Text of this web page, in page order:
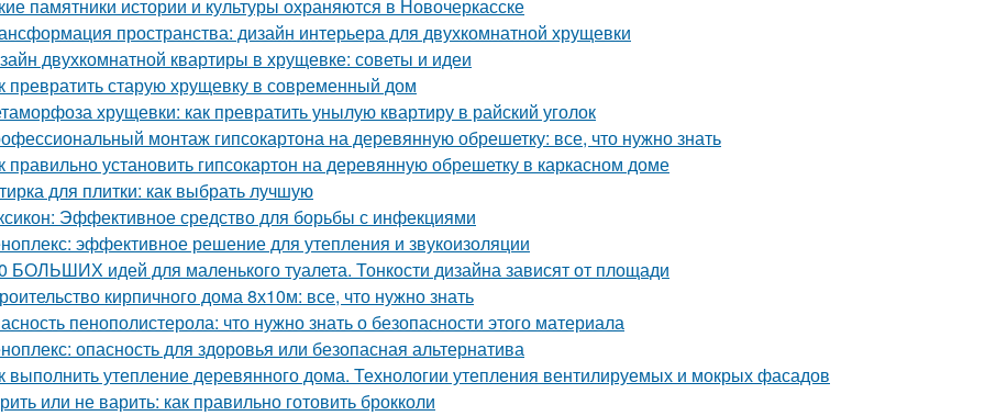
памятники истории и культуры охраняются в Новочеркасске
пространства: дизайн интерьера для двухкомнатной хрущевки
двухкомнатной квартиры в хрущевке: советы и идеи
превратить старую хрущевку в современный дом
хрущевки: как превратить унылую квартиру в райский уголок
монтаж гипсокартона на деревянную обрешетку: все, что нужно знать
правильно установить гипсокартон на деревянную обрешетку в каркасном доме
для плитки: как выбрать лучшую
Эффективное средство для борьбы с инфекциями
эффективное решение для утепления и звукоизоляции
БОЛЬШИХ идей для маленького туалета. Тонкости дизайна зависят от площади
кирпичного дома 8х10м: все, что нужно знать
пенополистерола: что нужно знать о безопасности этого материала
опасность для здоровья или безопасная альтернатива
выполнить утепление деревянного дома. Технологии утепления вентилируемых и мокрых фасадов
или не варить: как правильно готовить брокколи